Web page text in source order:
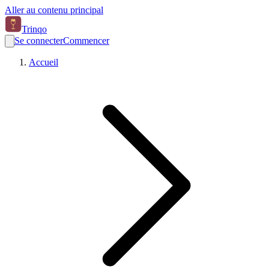
Aller au contenu principal
Trinqo
Se connecterCommencer
Accueil